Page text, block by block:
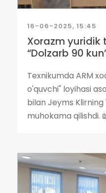
16-06-2025, 15:45
Xorazm yuridik
“Dolzarb 90
Texnikumda ARM
o'quvchi" loyihasi
bilan Jeyms
muhokama qilishdi.